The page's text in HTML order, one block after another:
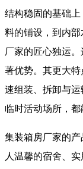
结构稳固的基础
料的铺设，到内
厂家的匠心独运
著优势。其更大
速组装、拆卸与
临时活动场所，都
集装箱房厂家的
人温馨的宿舍、